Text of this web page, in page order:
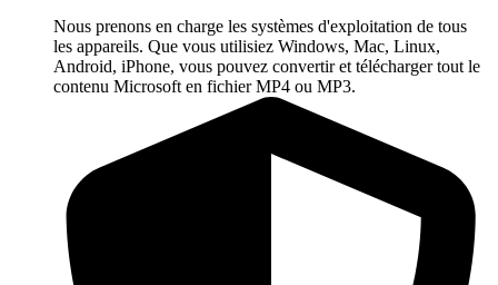
Nous prenons en charge les systèmes d'exploitation de tous
les appareils. Que vous utilisiez Windows, Mac, Linux,
Android, iPhone, vous pouvez convertir et télécharger tout le
contenu Microsoft en fichier MP4 ou MP3.